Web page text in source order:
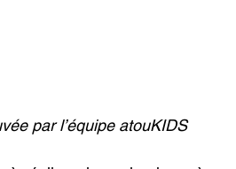
par l’équipe atouKIDS